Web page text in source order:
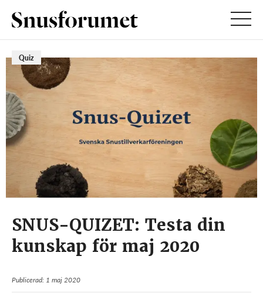
Quiz
SNUS-QUIZET: Testa din
kunskap för maj 2020
Publicerad: 1 maj 2020